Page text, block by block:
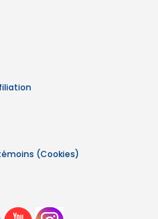
(Cookies)